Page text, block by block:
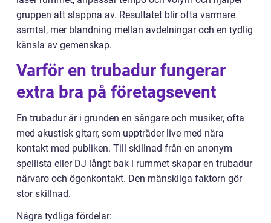
gruppen att slappna av. Resultatet blir ofta varmare
samtal, mer blandning mellan avdelningar och en tydlig
känsla av gemenskap.
Varför en trubadur fungerar
extra bra på företagsevent
En trubadur är i grunden en sångare och musiker, ofta
med akustisk gitarr, som uppträder live med nära
kontakt med publiken. Till skillnad från en anonym
spellista eller DJ långt bak i rummet skapar en trubadur
närvaro och ögonkontakt. Den mänskliga faktorn gör
stor skillnad.
Några tydliga fördelar: